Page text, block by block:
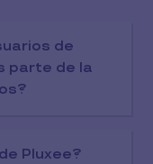
de
parte de la
Pluxee?